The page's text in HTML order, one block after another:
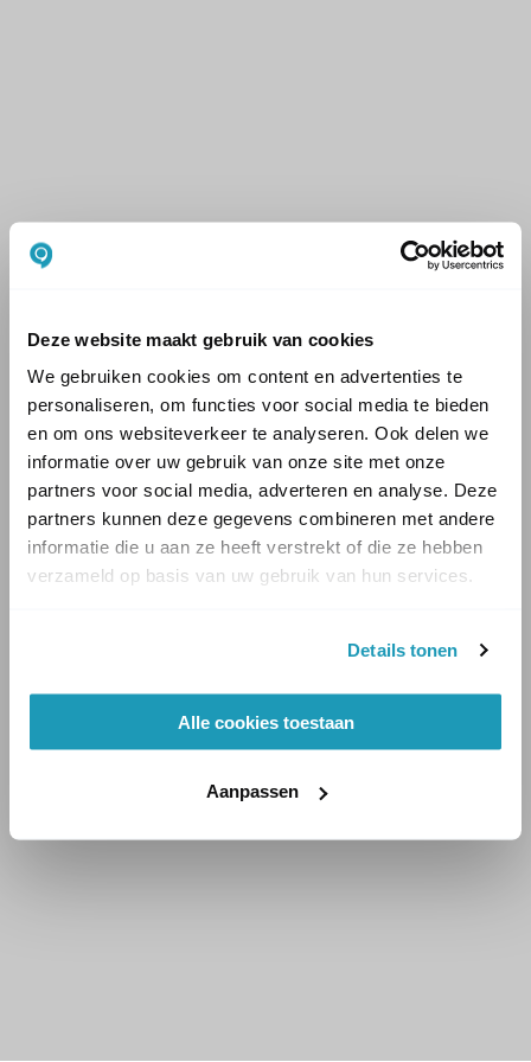
Deze website maakt gebruik van cookies
We gebruiken cookies om content en advertenties te
personaliseren, om functies voor social media te bieden
en om ons websiteverkeer te analyseren. Ook delen we
informatie over uw gebruik van onze site met onze
partners voor social media, adverteren en analyse. Deze
partners kunnen deze gegevens combineren met andere
informatie die u aan ze heeft verstrekt of die ze hebben
verzameld op basis van uw gebruik van hun services.
Details tonen
Alle cookies toestaan
Aanpassen